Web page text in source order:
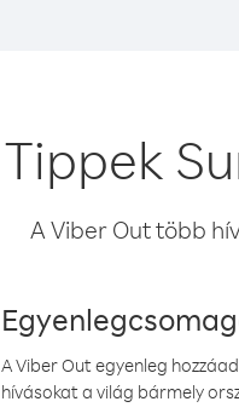
Tippek
A Viber Out több
A Viber Out egyenleg
hívásokat a világ bármely